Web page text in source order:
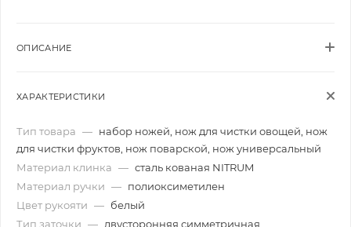
ОПИСАНИЕ
ХАРАКТЕРИСТИКИ
Тип товара — набор ножей, нож для чистки овощей, нож
для чистки фруктов, нож поварской, нож универсальный
Материал клинка — сталь кованая NITRUM
Материал ручки — полиоксиметилен
Цвет рукояти — белый
Тип заточки — двусторонняя симметричная